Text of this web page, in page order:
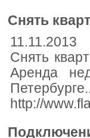
Снять
11.11.2013
Снять
Аренда
http://